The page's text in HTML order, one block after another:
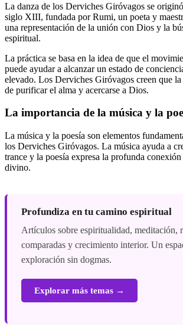
La danza de los Derviches Giróvagos se
siglo XIII, fundada por Rumi, un poeta y
una representación de la unión con Dios y la
espiritual.
La práctica se basa en la idea de que el
puede ayudar a alcanzar un estado de
elevado. Los Derviches Giróvagos creen que la
de purificar el alma y acercarse a Dios.
La importancia de la música y la
La música y la poesía son elementos
los Derviches Giróvagos. La música ayuda a
trance y la poesía expresa la profunda
divino.
Profundiza en tu camino espiritual
Artículos sobre espiritualidad, meditación,
comparadas y crecimiento interior. Un
exploración sin dogmas.
Explorar más temas →